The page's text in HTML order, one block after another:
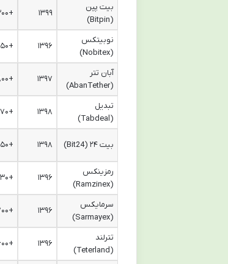
بیت پین
(Bitpin)
۱۳۹۹ +۳۰۰
نوبیتکس
(Nobitex)
۱۳۹۶ +۱۵۰
آبان تتر
(AbanTether)
۱۳۹۷ +۸۰۰
تبدیل
(Tabdeal)
۱۳۹۸ +۳۷۰
بیت ۲۴ (Bit24) ۱۳۹۸ +۶۵۰
رمزینکس
(Ramzinex)
۱۳۹۶ +۳۳۰
سرمایکس
(Sarmayex)
۱۳۹۶ +۷۰۰
تترلند
(Teterland)
۱۳۹۶ +۶۰۰